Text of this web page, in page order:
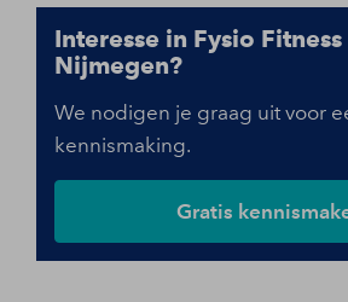
Interesse in Fysio Fitness
Nijmegen?
We nodigen je graag uit voor
kennismaking.
Gratis